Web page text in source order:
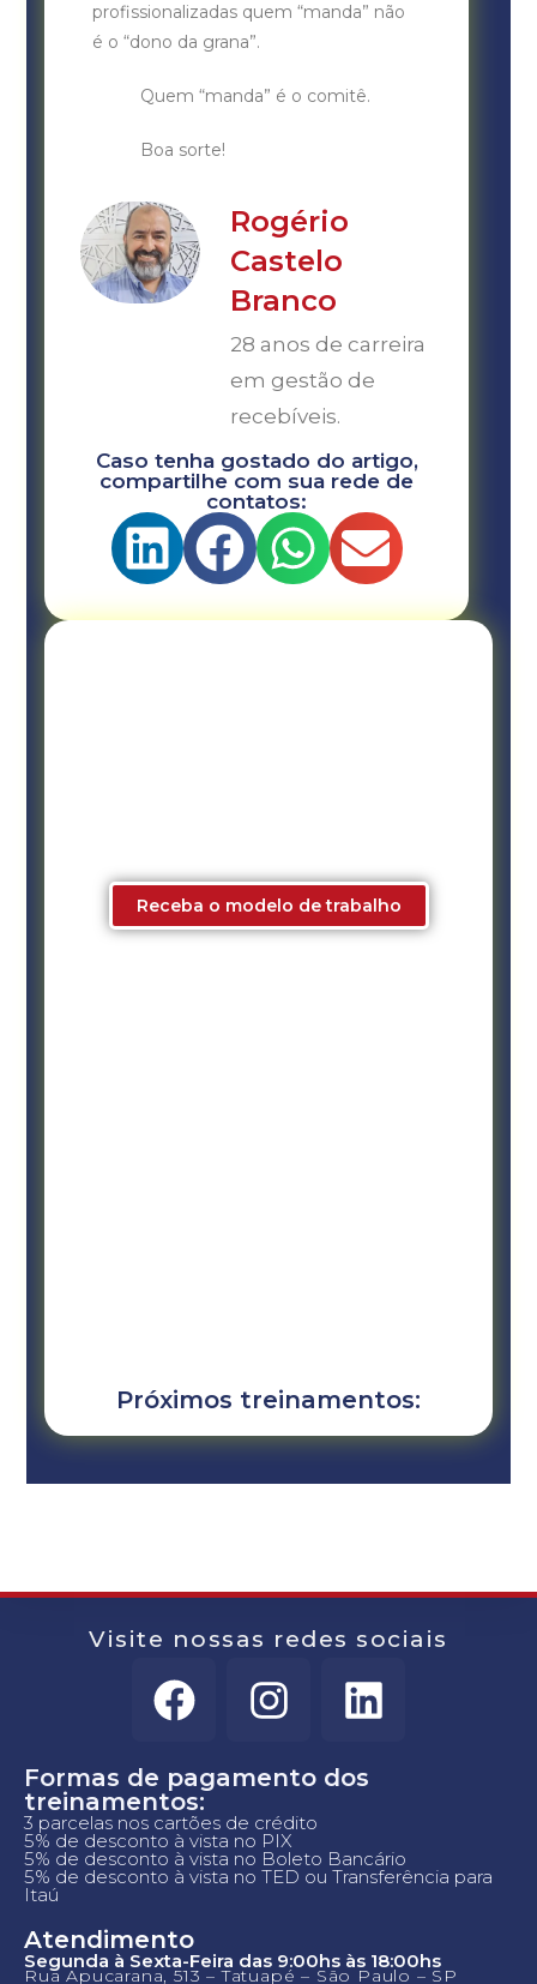
profissionalizadas quem “manda” não
é o “dono da grana”.
Quem “manda” é o comitê.
Boa sorte!
Rogério
Castelo
Branco
28 anos de carreira
em gestão de
recebíveis.
Caso tenha gostado do artigo,
compartilhe com sua rede de
contatos:
Receba o modelo de trabalho
Próximos treinamentos:
Visite nossas redes sociais
Formas de pagamento dos
treinamentos:
3 parcelas nos cartões de crédito
5% de desconto à vista no PIX
5% de desconto à vista no Boleto Bancário
5% de desconto à vista no TED ou Transferência para
Itaú
Atendimento
Segunda à Sexta-Feira das 9:00hs às 18:00hs
Rua Apucarana, 513 – Tatuapé – São Paulo – SP